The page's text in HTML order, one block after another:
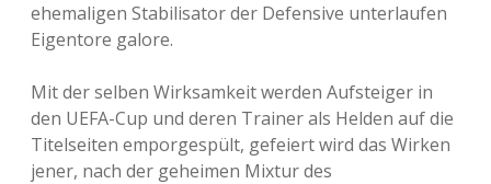
ehemaligen Stabilisator der Defensive unterlaufen
Eigentore galore.
Mit der selben Wirksamkeit werden Aufsteiger in
den UEFA-Cup und deren Trainer als Helden auf die
Titelseiten emporgespült, gefeiert wird das Wirken
jener, nach der geheimen Mixtur des